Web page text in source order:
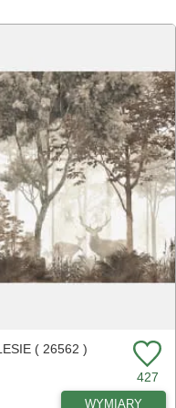
( 26562 )
427
WYMIARY